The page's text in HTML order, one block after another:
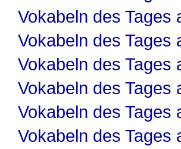
Vokabeln des Tages
Vokabeln des Tages
Vokabeln des Tages
Vokabeln des Tages
Vokabeln des Tages
Vokabeln des Tages